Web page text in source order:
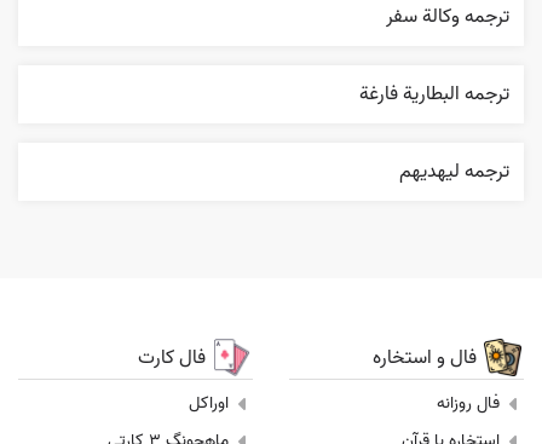
ترجمه وکالة سفر
ترجمه البطارية فارغة
ترجمه ليهديهم
فال و استخاره
فال روزانه
فال کارت
اوراکل